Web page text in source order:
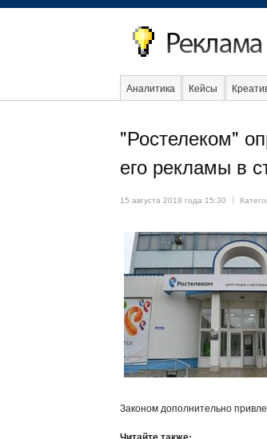
Аналитика Кейсы
"Ростелеком"
его рекламы в
15 августа 2018 года 15:30
Законом дополнительно